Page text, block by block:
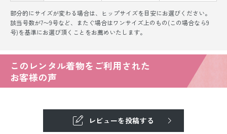
部分的にサイズが変わる場合は、ヒップサイズを目安にお選びください。
該当号数が7〜9号など、またぐ場合はワンサイズ上のもの(この場合なら9
号)を基準にお選び頂くことをお薦めいたします。
このレンタル着物をご利用された
お客様の声
レビューを投稿する